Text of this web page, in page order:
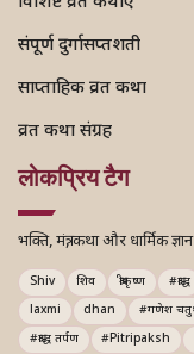
संपूर्ण दुर्गासप्तशती
साप्ताहिक व्रत कथा
व्रत कथा संग्रह
लोकप्रिय टैग
भक्ति, मंत्र, कथा और धार्मिक
Shiv शिव श्रीकृष्ण #श्राद्ध
laxmi
dhan #गणेश
#श्राद्ध तर्पण
#Pitripaksh